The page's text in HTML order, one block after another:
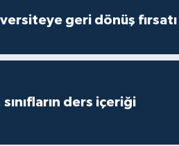
geri dönüş fırsatı
ders içeriği